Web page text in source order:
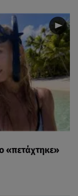
«πετάχτηκε»